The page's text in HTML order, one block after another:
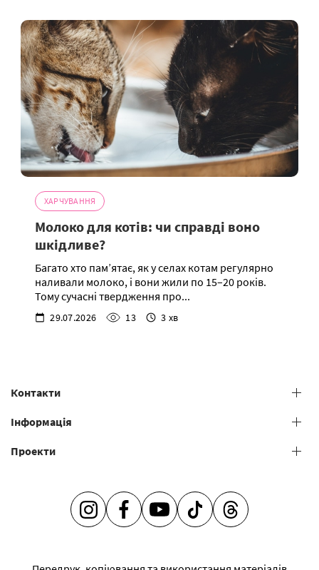
ХАРЧУВАННЯ
Молоко для котів: чи справді воно
шкідливе?
Багато хто пам’ятає, як у селах котам регулярно
наливали молоко, і вони жили по 15–20 років.
Тому сучасні твердження про...
29.07.2026 13 3 хв
Контакти
+38 (073) 606 74 43 Grooming
Адже так просто бути турботливим -
Інформація
Загальні умови надання послуг
Проекти
Салони грумінгу
Академія грумінгу